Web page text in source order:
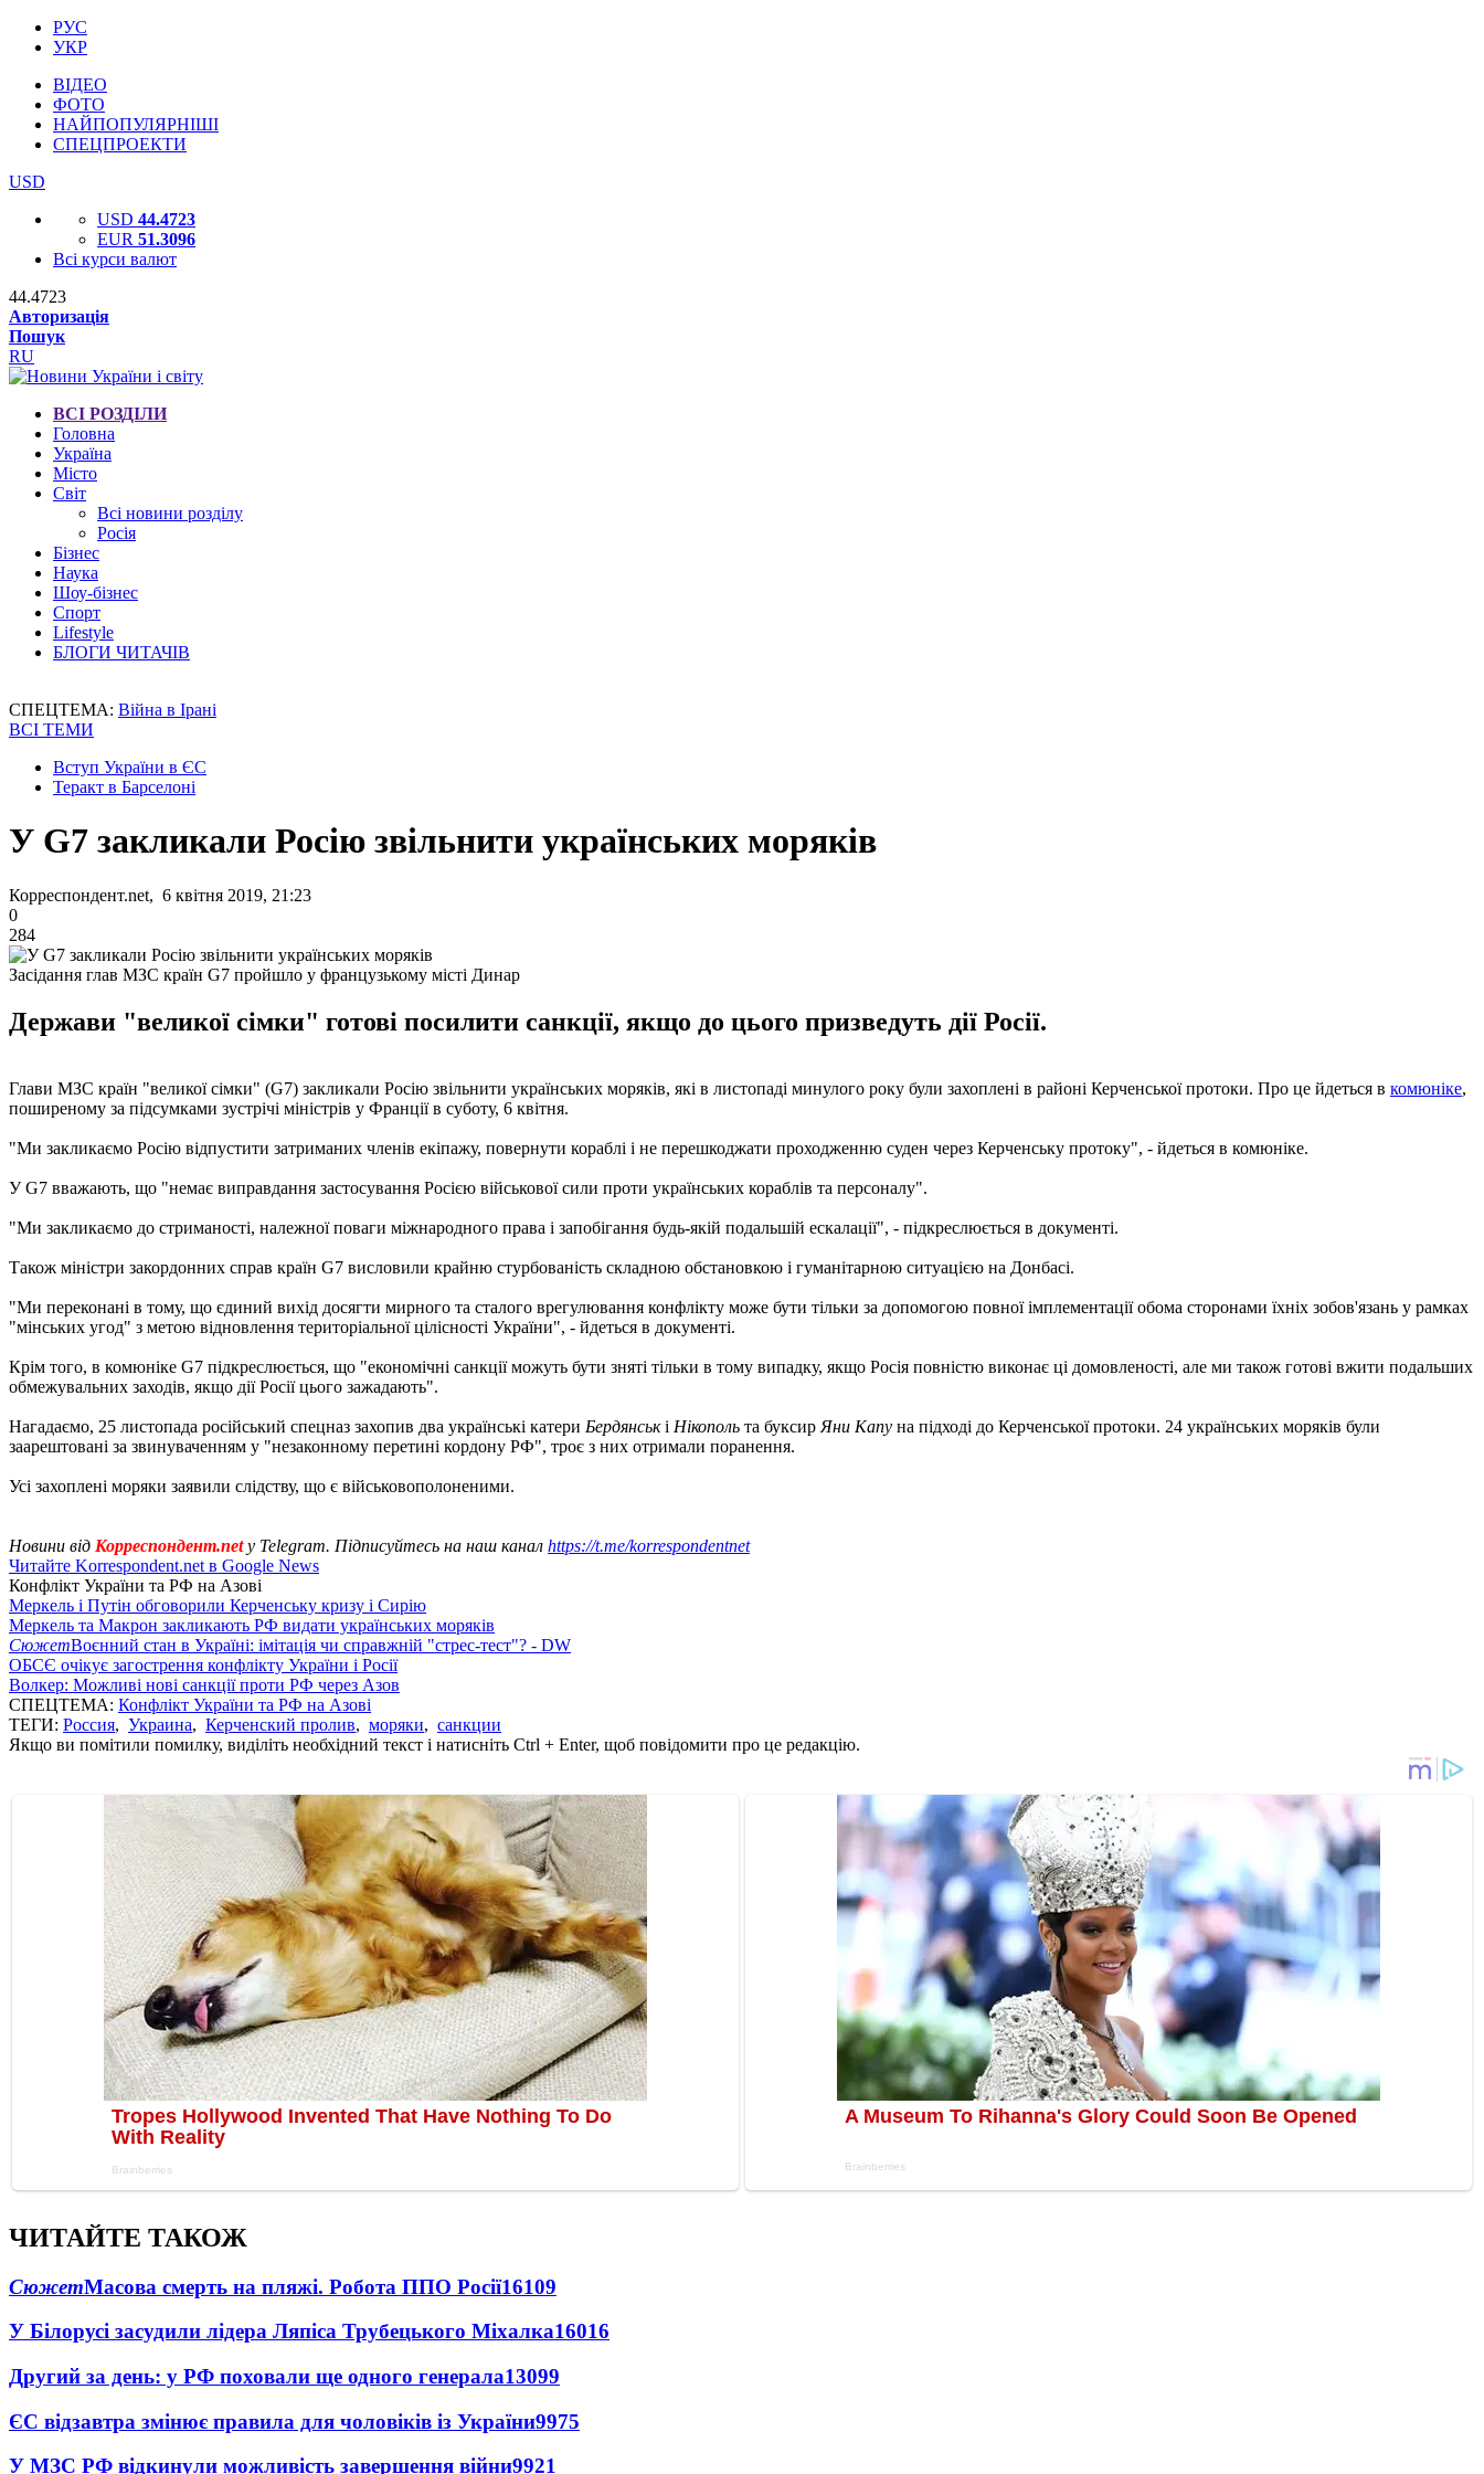
РУС
УКР
ВІДЕО
ФОТО
НАЙПОПУЛЯРНІШІ
СПЕЦПРОЕКТИ
USD
USD 44.4723
EUR 51.3096
Всі курси валют
44.4723
Авторизація
Пошук
RU
ВСІ РОЗДІЛИ
Головна
Україна
Місто
Світ
Всі новини розділу
Росія
Бізнес
Наука
Шоу-бізнес
Спорт
Lifestyle
БЛОГИ ЧИТАЧІВ
СПЕЦТЕМА: Війна в Ірані
ВСІ ТЕМИ
Вступ України в ЄС
Теракт в Барселоні
У G7 закликали Росію звільнити українських моряків
Корреспондент.net, 6 квітня 2019, 21:23
0
284
Засідання глав МЗС країн G7 пройшло у французькому місті Динар
Держави "великої сімки" готові посилити санкції, якщо до цього призведуть дії Росії.
Глави МЗС країн "великої сімки" (G7) закликали Росію звільнити українських моряків, які в листопаді минулого року були захоплені в районі Керченської протоки. Про це йдеться в комюніке,
поширеному за підсумками зустрічі міністрів у Франції в суботу, 6 квітня.
"Ми закликаємо Росію відпустити затриманих членів екіпажу, повернути кораблі і не перешкоджати проходженню суден через Керченську протоку", - йдеться в комюніке.
У G7 вважають, що "немає виправдання застосування Росією військової сили проти українських кораблів та персоналу".
"Ми закликаємо до стриманості, належної поваги міжнародного права і запобігання будь-якій подальшій ескалації", - підкреслюється в документі.
Також міністри закордонних справ країн G7 висловили крайню стурбованість складною обстановкою і гуманітарною ситуацією на Донбасі.
"Ми переконані в тому, що єдиний вихід досягти мирного та сталого врегулювання конфлікту може бути тільки за допомогою повної імплементації обома сторонами їхніх зобов'язань у рамках
"мінських угод" з метою відновлення територіальної цілісності України", - йдеться в документі.
Крім того, в комюніке G7 підкреслюється, що "економічні санкції можуть бути зняті тільки в тому випадку, якщо Росія повністю виконає ці домовленості, але ми також готові вжити подальших
обмежувальних заходів, якщо дії Росії цього зажадають".
Нагадаємо, 25 листопада російський спецназ захопив два українські катери Бердянські Нікополь та буксир Яни Капу на підході до Керченської протоки. 24 українських моряків були
заарештовані за звинуваченням у "незаконному перетині кордону РФ", троє з них отримали поранення.
Усі захоплені моряки заявили слідству, що є військовополоненими.
Новини від Корреспондент.netу Telegram. Підписуйтесь на наш канал https://t.me/korrespondentnet
Читайте Korrespondent.net в Google News
Конфлікт України та РФ на Азові
Меркель і Путін обговорили Керченську кризу і Сирію
Меркель та Макрон закликають РФ видати українських моряків
СюжетВоєнний стан в Україні: імітація чи справжній "стрес-тест"? - DW
ОБСЄ очікує загострення конфлікту України і Росії
Волкер: Можливі нові санкції проти РФ через Азов
СПЕЦТЕМА: Конфлікт України та РФ на Азові
ТЕГИ: Россия, Украина, Керченский пролив, моряки, санкции
Якщо ви помітили помилку, виділіть необхідний текст і натисніть Ctrl + Enter, щоб повідомити про це редакцію.
ЧИТАЙТЕ ТАКОЖ
СюжетМасова смерть на пляжі. Робота ППО Росії16109
У Білорусі засудили лідера Ляпіса Трубецького Міхалка16016
Другий за день: у РФ поховали ще одного генерала13099
ЄС відзавтра змінює правила для чоловіків із України9975
У МЗС РФ відкинули можливість завершення війни9921